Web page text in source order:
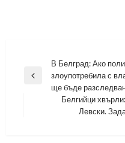
Навигация
Previous
В Белград: Ако
злоупотребила с
ще бъде
Белгийци
Левски.